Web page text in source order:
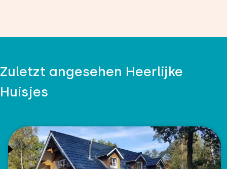
Zuletzt angesehen Heerlijke
Huisjes